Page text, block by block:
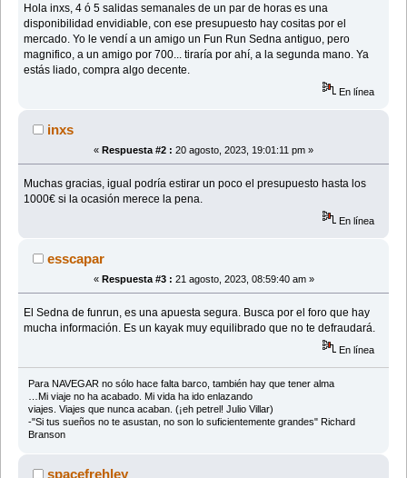
Hola inxs, 4 ó 5 salidas semanales de un par de horas es una
disponibilidad envidiable, con ese presupuesto hay cositas por el
mercado. Yo le vendí a un amigo un Fun Run Sedna antiguo, pero
magnifico, a un amigo por 700... tiraría por ahí, a la segunda mano. Ya
estás liado, compra algo decente.
En línea
inxs
« Respuesta #2 : 20 agosto, 2023, 19:01:11 pm »
Muchas gracias, igual podría estirar un poco el presupuesto hasta los
1000€ si la ocasión merece la pena.
En línea
esscapar
« Respuesta #3 : 21 agosto, 2023, 08:59:40 am »
El Sedna de funrun, es una apuesta segura. Busca por el foro que hay
mucha información. Es un kayak muy equilibrado que no te defraudará.
En línea
Para NAVEGAR no sólo hace falta barco, también hay que tener alma
…Mi viaje no ha acabado. Mi vida ha ido enlazando
viajes. Viajes que nunca acaban. (¡eh petrel! Julio Villar)
-"Si tus sueños no te asustan, no son lo suficientemente grandes" Richard
Branson
spacefrehley